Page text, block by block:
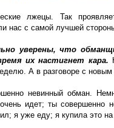
лжецы. Так
нас с самой лучшей
уверены, что
их настигнет кара.
А в разговоре с
невинный обман.
идет; ты совершенно
я уже еду; я купила это